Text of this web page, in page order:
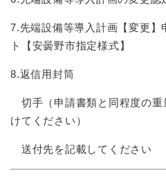
7.先端設備等導入計画【変更】
ト【安曇野市指定様式】
8.返信用封筒
切手（申請書類と同程度の重
けてください）
送付先を記載してください